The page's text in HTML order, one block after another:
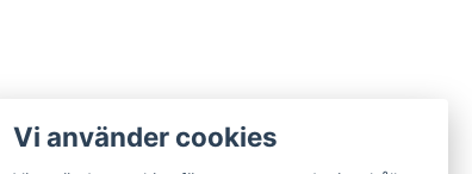
Vi använder cookies